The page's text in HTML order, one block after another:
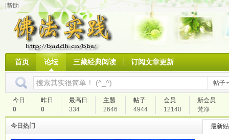
|帮助
首页 论坛 三藏经典阅读 订阅文章更新
帖子
今日
0
昨日
0
最高日
334
主题
2646
帖子
4944
会员
12140
新会员
梵净
今日热门 最新